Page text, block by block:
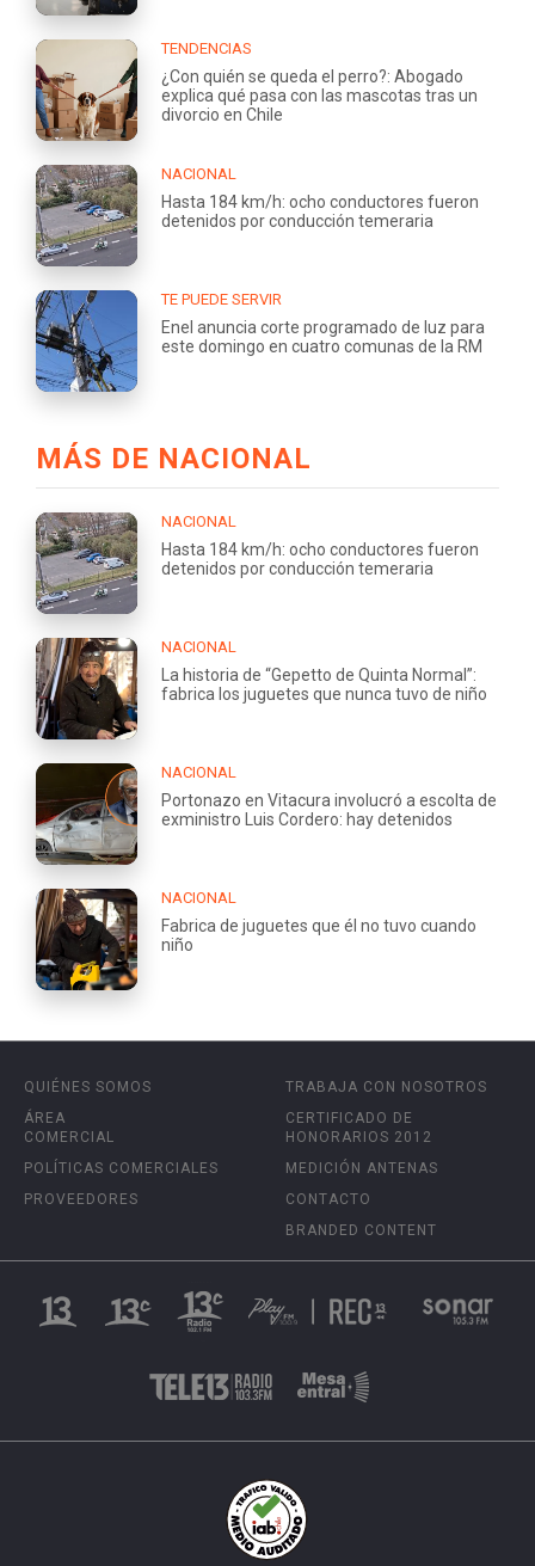
TENDENCIAS
¿Con quién se queda el perro?: Abogado
explica qué pasa con las mascotas tras un
divorcio en Chile
NACIONAL
Hasta 184 km/h: ocho conductores fueron
detenidos por conducción temeraria
TE PUEDE SERVIR
Enel anuncia corte programado de luz para
este domingo en cuatro comunas de la RM
MÁS DE NACIONAL
NACIONAL
Hasta 184 km/h: ocho conductores fueron
detenidos por conducción temeraria
NACIONAL
La historia de “Gepetto de Quinta Normal”:
fabrica los juguetes que nunca tuvo de niño
NACIONAL
Portonazo en Vitacura involucró a escolta de
exministro Luis Cordero: hay detenidos
NACIONAL
Fabrica de juguetes que él no tuvo cuando
niño
QUIÉNES SOMOS
ÁREA
COMERCIAL
POLÍTICAS COMERCIALES
PROVEEDORES
TRABAJA CON NOSOTROS
CERTIFICADO DE
HONORARIOS 2012
MEDICIÓN ANTENAS
CONTACTO
BRANDED CONTENT